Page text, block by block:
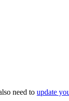
need toupdate